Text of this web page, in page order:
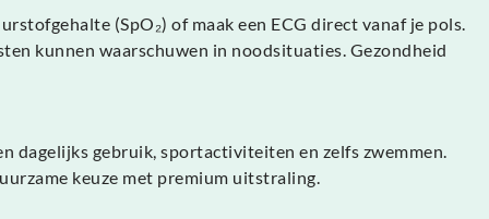
(SpO₂) of maak een ECG direct vanaf je pols.
kunnen waarschuwen in noodsituaties. Gezondheid
dagelijks gebruik, sportactiviteiten en zelfs zwemmen.
keuze met premium uitstraling.